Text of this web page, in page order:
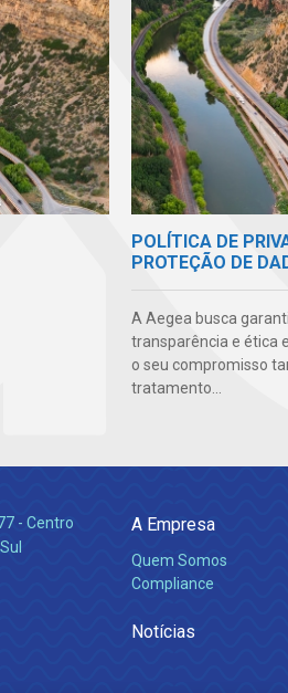
POLÍTICA DE
PROTEÇÃO DE
A Aegea busca
transparência e ética
o seu compromisso
tratamento...
- Centro
A Empresa
Quem Somos
Compliance
Notícias